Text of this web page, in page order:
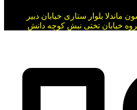
نلسون ماندلا بلوار ستاری خیابان دبیر